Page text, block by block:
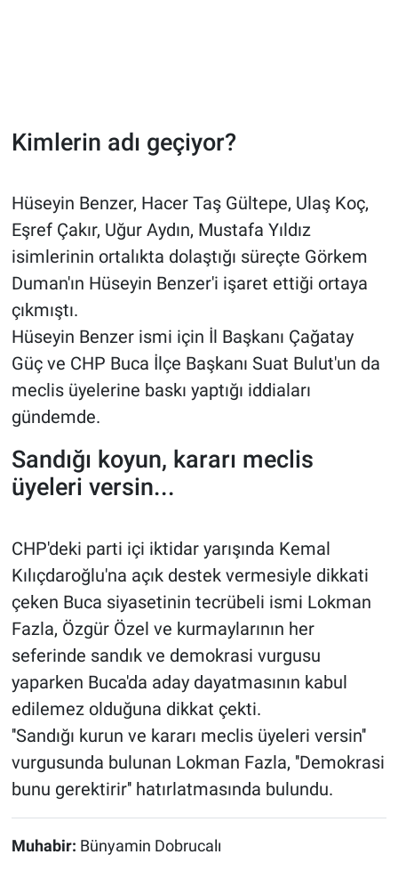
Kimlerin adı geçiyor?
Hüseyin Benzer, Hacer Taş Gültepe, Ulaş Koç,
Eşref Çakır, Uğur Aydın, Mustafa Yıldız
isimlerinin ortalıkta dolaştığı süreçte Görkem
Duman'ın Hüseyin Benzer'i işaret ettiği ortaya
çıkmıştı.
Hüseyin Benzer ismi için İl Başkanı Çağatay
Güç ve CHP Buca İlçe Başkanı Suat Bulut'un da
meclis üyelerine baskı yaptığı iddiaları
gündemde.
Sandığı koyun, kararı meclis
üyeleri versin...
CHP'deki parti içi iktidar yarışında Kemal
Kılıçdaroğlu'na açık destek vermesiyle dikkati
çeken Buca siyasetinin tecrübeli ismi Lokman
Fazla, Özgür Özel ve kurmaylarının her
seferinde sandık ve demokrasi vurgusu
yaparken Buca'da aday dayatmasının kabul
edilemez olduğuna dikkat çekti.
''Sandığı kurun ve kararı meclis üyeleri versin''
vurgusunda bulunan Lokman Fazla, ''Demokrasi
bunu gerektirir'' hatırlatmasında bulundu.
Muhabir: Bünyamin Dobrucalı